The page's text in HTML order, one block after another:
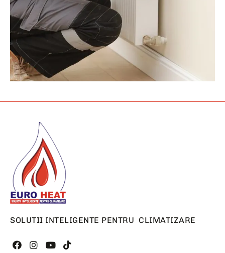
SOLUTII INTELIGENTE PENTRU CLIMATIZARE